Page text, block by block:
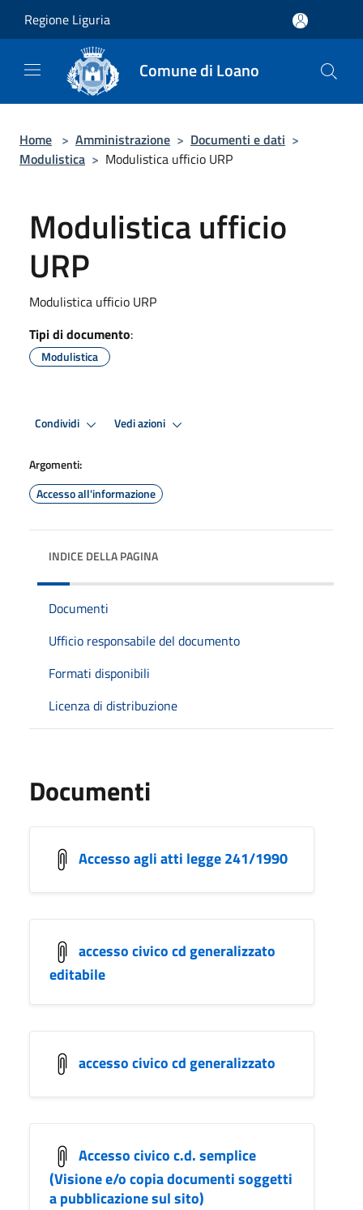
Regione Liguria
Comune di Loano
Home > Amministrazione > Documenti e dati >
Modulistica > Modulistica ufficio URP
Modulistica ufficio
URP
Modulistica ufficio URP
Tipi di documento:
Modulistica
Condividi Vedi azioni
Argomenti:
Accesso all'informazione
INDICE DELLA PAGINA
Documenti
Ufficio responsabile del documento
Formati disponibili
Licenza di distribuzione
Documenti
Accesso agli atti legge 241/1990
accesso civico cd generalizzato
editabile
accesso civico cd generalizzato
Accesso civico c.d. semplice
(Visione e/o copia documenti soggetti
a pubblicazione sul sito)